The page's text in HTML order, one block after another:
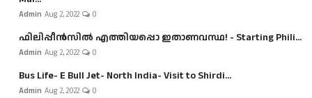
Admin Aug 2, 2022 0
ഫിലിപ്പീൻസിൽ എത്തിയപ്പൊ ഇതാണവസ്ഥ! - Starting Phili...
Admin Aug 2, 2022 0
Bus Life- E Bull Jet- North India- Visit to Shirdi...
Admin Aug 2, 2022 0